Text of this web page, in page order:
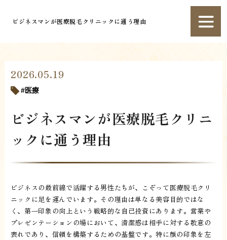
ビジネスマンが医療脱毛クリニックに通う理由
2026.05.19
医療
ビジネスマンが医療脱毛クリニ
ックに通う理由
ビジネスの最前線で活躍する男性たちが、こぞって医療脱毛クリ
ニックに足を運んでいます。その理由は単なる美容目的ではな
く、第一印象の向上という戦略的な自己投資にあります。営業や
プレゼンテーションの場において、清潔感は相手に対する敬意の
表れであり、信頼を構築するための基盤です。特に顔の印象を左